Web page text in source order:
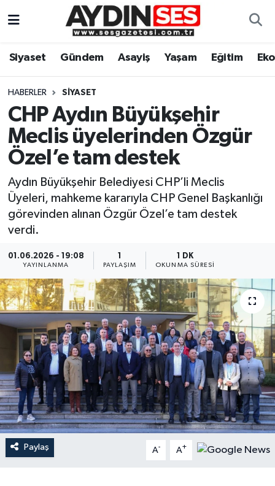
Siyaset Gündem Asayiş Yaşam Eğitim
HABERLER SIYASET
CHP Aydın Büyükşehir
Meclis üyelerinden Özgür
Özel’e tam destek
Aydın Büyükşehir Belediyesi CHP’li Meclis
Üyeleri, mahkeme kararıyla CHP Genel Başkanlığı
görevinden alınan Özgür Özel’e tam destek
verdi.
01.06.2026 - 19:08
YAYINLANMA PAYLAŞIM
1 DK
OKUNMA SÜRESI
Paylaş A- A+
Gündem
Siyaset
Ekonomi
Eğitim
Kültür Sanat
Spor
Aydın Hava Durumu
Aydin Namaz Vakitleri
Aydın Trafik Yoğunluk Haritası
Tüm Manşetler
Son Dakika Haberleri
Haber Arşivi